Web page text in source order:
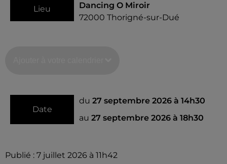
Lieu
Dancing O Miroir
72000 Thorigné-sur-Dué
Date
du 27 septembre 2026 à 14h30
au 27 septembre 2026 à 18h30
Publié : 7 juillet 2026 à 11h42